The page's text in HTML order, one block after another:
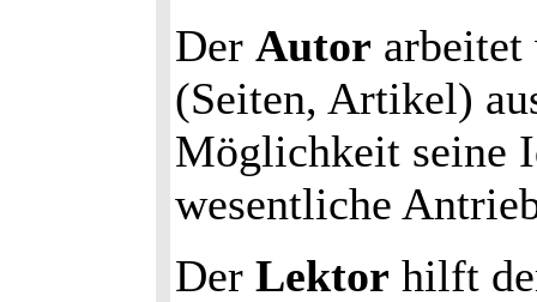
Der Autor arbeitet
(Seiten, Artikel)
Möglichkeit seine
wesentliche
Der Lektor hilft